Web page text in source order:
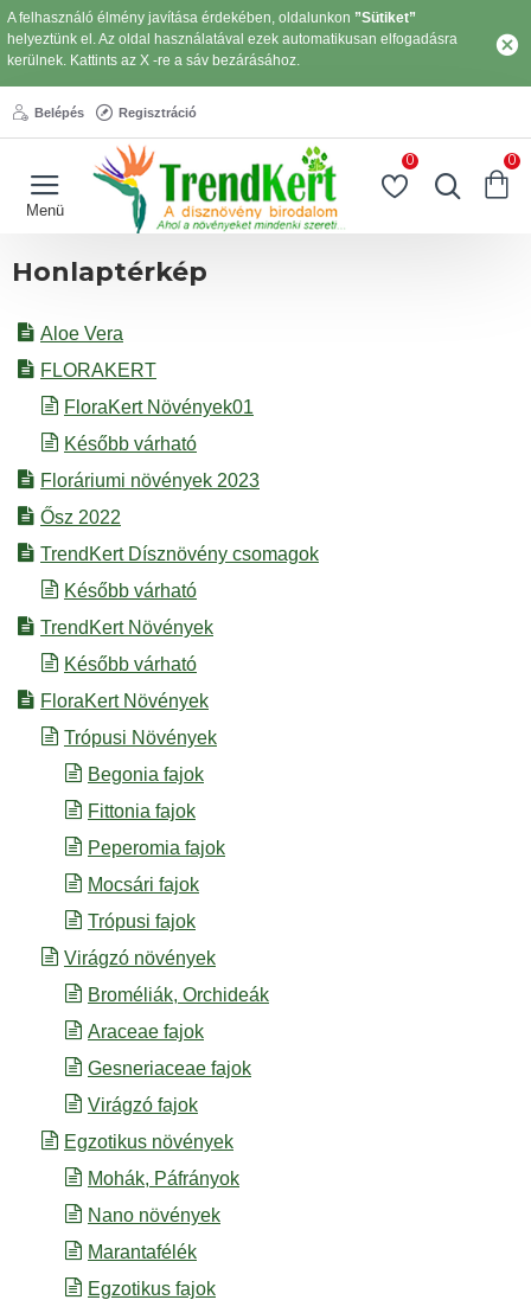
A felhasználó élmény javítása érdekében, oldalunkon ”Sütiket”
helyeztünk el. Az oldal használatával ezek automatikusan elfogadásra
kerülnek. Kattints az X -re a sáv bezárásához.
Belépés Regisztráció
0 0
Honlaptérkép
Aloe Vera
FLORAKERT
FloraKert Növények01
Később várható
Floráriumi növények 2023
Ősz 2022
TrendKert Dísznövény csomagok
Később várható
TrendKert Növények
Később várható
FloraKert Növények
Trópusi Növények
Begonia fajok
Fittonia fajok
Peperomia fajok
Mocsári fajok
Trópusi fajok
Virágzó növények
Broméliák, Orchideák
Araceae fajok
Gesneriaceae fajok
Virágzó fajok
Egzotikus növények
Mohák, Páfrányok
Nano növények
Marantafélék
Egzotikus fajok